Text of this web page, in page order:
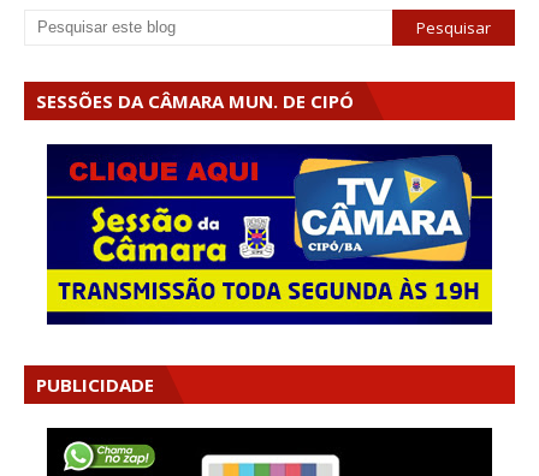
SESSÕES DA CÂMARA MUN. DE CIPÓ
PUBLICIDADE